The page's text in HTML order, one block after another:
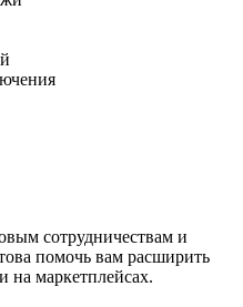
сотрудничествам и
помочь вам расширить
на маркетплейсах.